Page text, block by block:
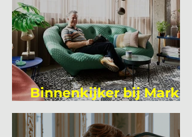
Binnenkijker bij Mark
Mutsaers